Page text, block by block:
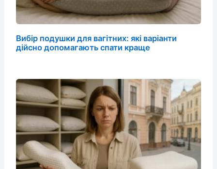
Вибір подушки для вагітних: які варіанти
дійсно допомагають спати краще